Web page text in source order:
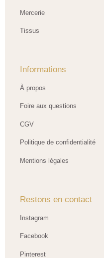
Mercerie
Tissus
Informations
À propos
Foire aux questions
CGV
Politique de confidentialité
Mentions légales
Restons en contact
Instagram
Facebook
Pinterest